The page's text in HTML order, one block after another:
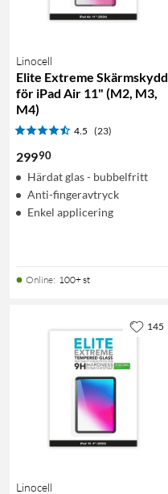
Linocell
Elite Extreme Skärmskydd
för iPad Air 11" (M2, M3,
M4)
4.5 (23)
29990
Härdat glas - bubbelfritt
Anti-fingeravtryck
Enkel applicering
Online: 100+ st
Linocell
145